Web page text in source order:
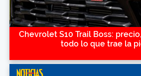
Chevrolet S10 Trail Boss:
todo lo que trae la